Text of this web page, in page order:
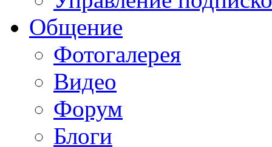
Общение
Фотогалерея
Видео
Форум
Блоги